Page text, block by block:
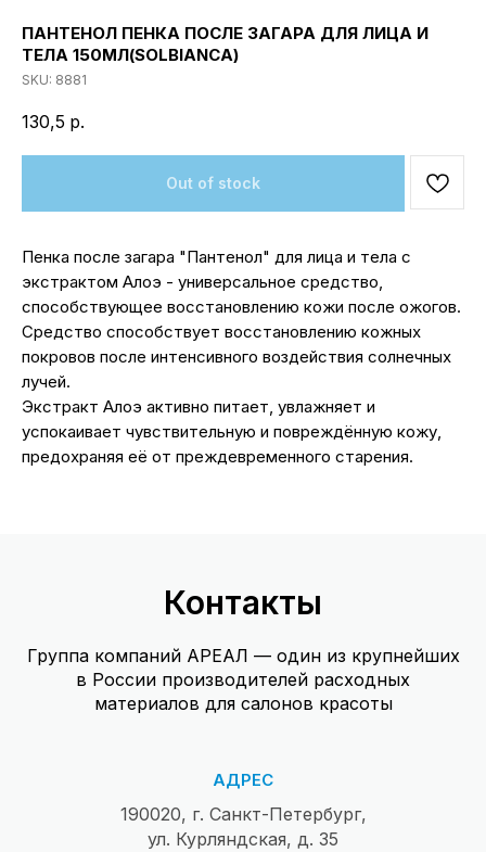
ПАНТЕНОЛ ПЕНКА ПОСЛЕ ЗАГАРА ДЛЯ ЛИЦА И
ТЕЛА 150МЛ(SOLBIANCA)
SKU: 8881
130,5 р.
Out of stock
Пенка после загара "Пантенол" для лица и тела с
экстрактом Алоэ - универсальное средство,
способствующее восстановлению кожи после ожогов.
Средство способствует восстановлению кожных
покровов после интенсивного воздействия солнечных
лучей.
Экстракт Алоэ активно питает, увлажняет и
успокаивает чувствительную и повреждённую кожу,
предохраняя её от преждевременного старения.
Контакты
Группа компаний АРЕАЛ — один из крупнейших
в России производителей расходных
материалов для салонов красоты
АДРЕС
190020, г. Санкт-Петербург,
ул. Курляндская, д. 35